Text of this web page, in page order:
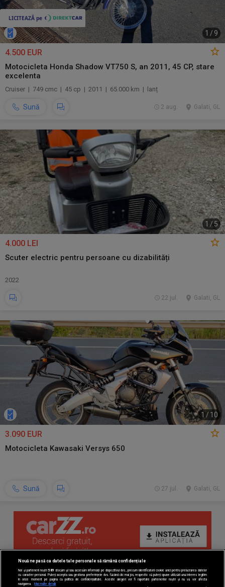
1 / 9
4.500 EUR
Motocicleta Honda Shadow VT750 S, an 2011, 45 CP, stare
excelenta
Cruiser | 749 cmc | 45 cp | 2011 | 65.000 km | lanț
Sună Galati, GL
2 aug.
1 /5
4.000 LEI
Scuter electric pentru persoane cu dizabilități
2022
Galati, GL
22 jul.
1 / 10
3.090 EUR
Motocicleta Kawasaki Versys 650
Sună Galati, GL
27 jul.
Nouă ne pasă ca datele tale personale să rămână confidențiale
Noi și partenerii noștri 589 stocăm și/sau accesăm informații pe dispozitivul dvs., precum identificatorii cookie unici pentru prelucrarea datelor
cu caracter personal. Puteți accepta sau gestiona preferințele dvs. făcând clic mai jos, respectiv vă puteți opune utilizării unui interes legitim
în orice moment pe pagina cu politica de confidențialitate. Aceste alegeri vor fi raportate partenerilor noștri și nu vă vor afecta
navigarea.
Mai multe detalii